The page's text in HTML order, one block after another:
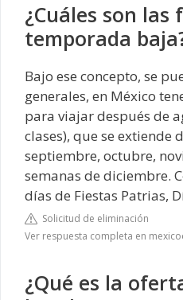
¿Cuáles son las
temporada
Bajo ese concepto, se
generales, en México
para viajar después de
clases), que se extiende
septiembre, octubre,
semanas de diciembre.
días de Fiestas Patrias,
Solicitud de eliminación
Ver respuesta completa en
¿Qué es la